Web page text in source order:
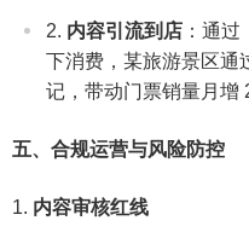
内容引流到店 ：通
下消费，某旅游景区通
记，带动门票销量月增
五、合规运营与风险防控
内容审核红线